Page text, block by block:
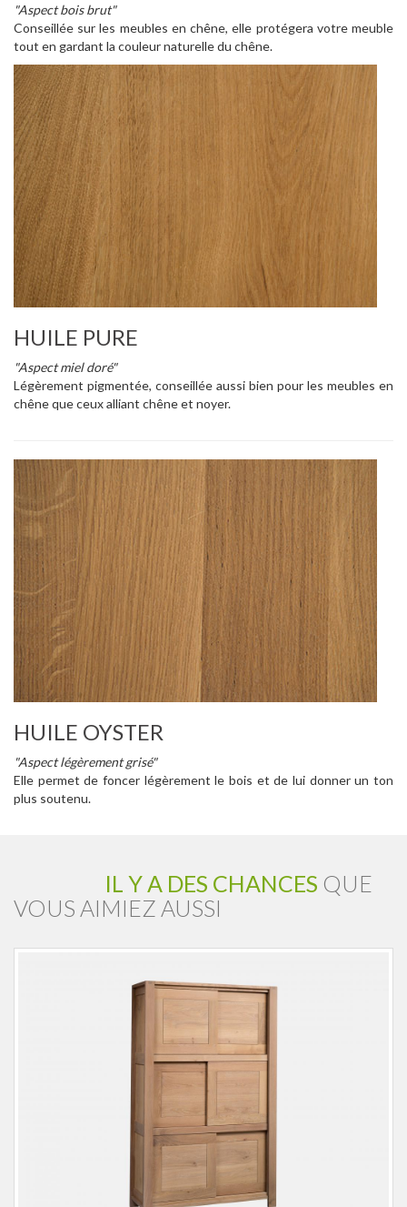
"Aspect bois brut"
Conseillée sur les meubles en chêne, elle protégera votre meuble
tout en gardant la couleur naturelle du chêne.
HUILE PURE
"Aspect miel doré"
Légèrement pigmentée, conseillée aussi bien pour les meubles en
chêne que ceux alliant chêne et noyer.
HUILE OYSTER
"Aspect légèrement grisé"
Elle permet de foncer légèrement le bois et de lui donner un ton
plus soutenu.
IL Y A DES CHANCES QUE
VOUS AIMIEZ AUSSI